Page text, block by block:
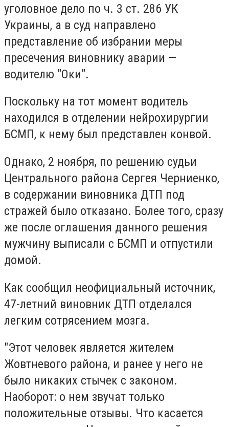
уголовное дело по ч. 3 ст. 286 УК
Украины, а в суд направлено
представление об избрании меры
пресечения виновнику аварии —
водителю "Оки".
Поскольку на тот момент водитель
находился в отделении нейрохирургии
БСМП, к нему был представлен конвой.
Однако, 2 ноября, по решению судьи
Центрального района Сергея Черниенко,
в содержании виновника ДТП под
стражей было отказано. Более того, сразу
же после оглашения данного решения
мужчину выписали с БСМП и отпустили
домой.
Как сообщил неофициальный источник,
47-летний виновник ДТП отделался
легким сотрясением мозга.
"Этот человек является жителем
Жовтневого района, и ранее у него не
было никаких стычек с законом.
Наоборот: о нем звучат только
положительные отзывы. Что касается